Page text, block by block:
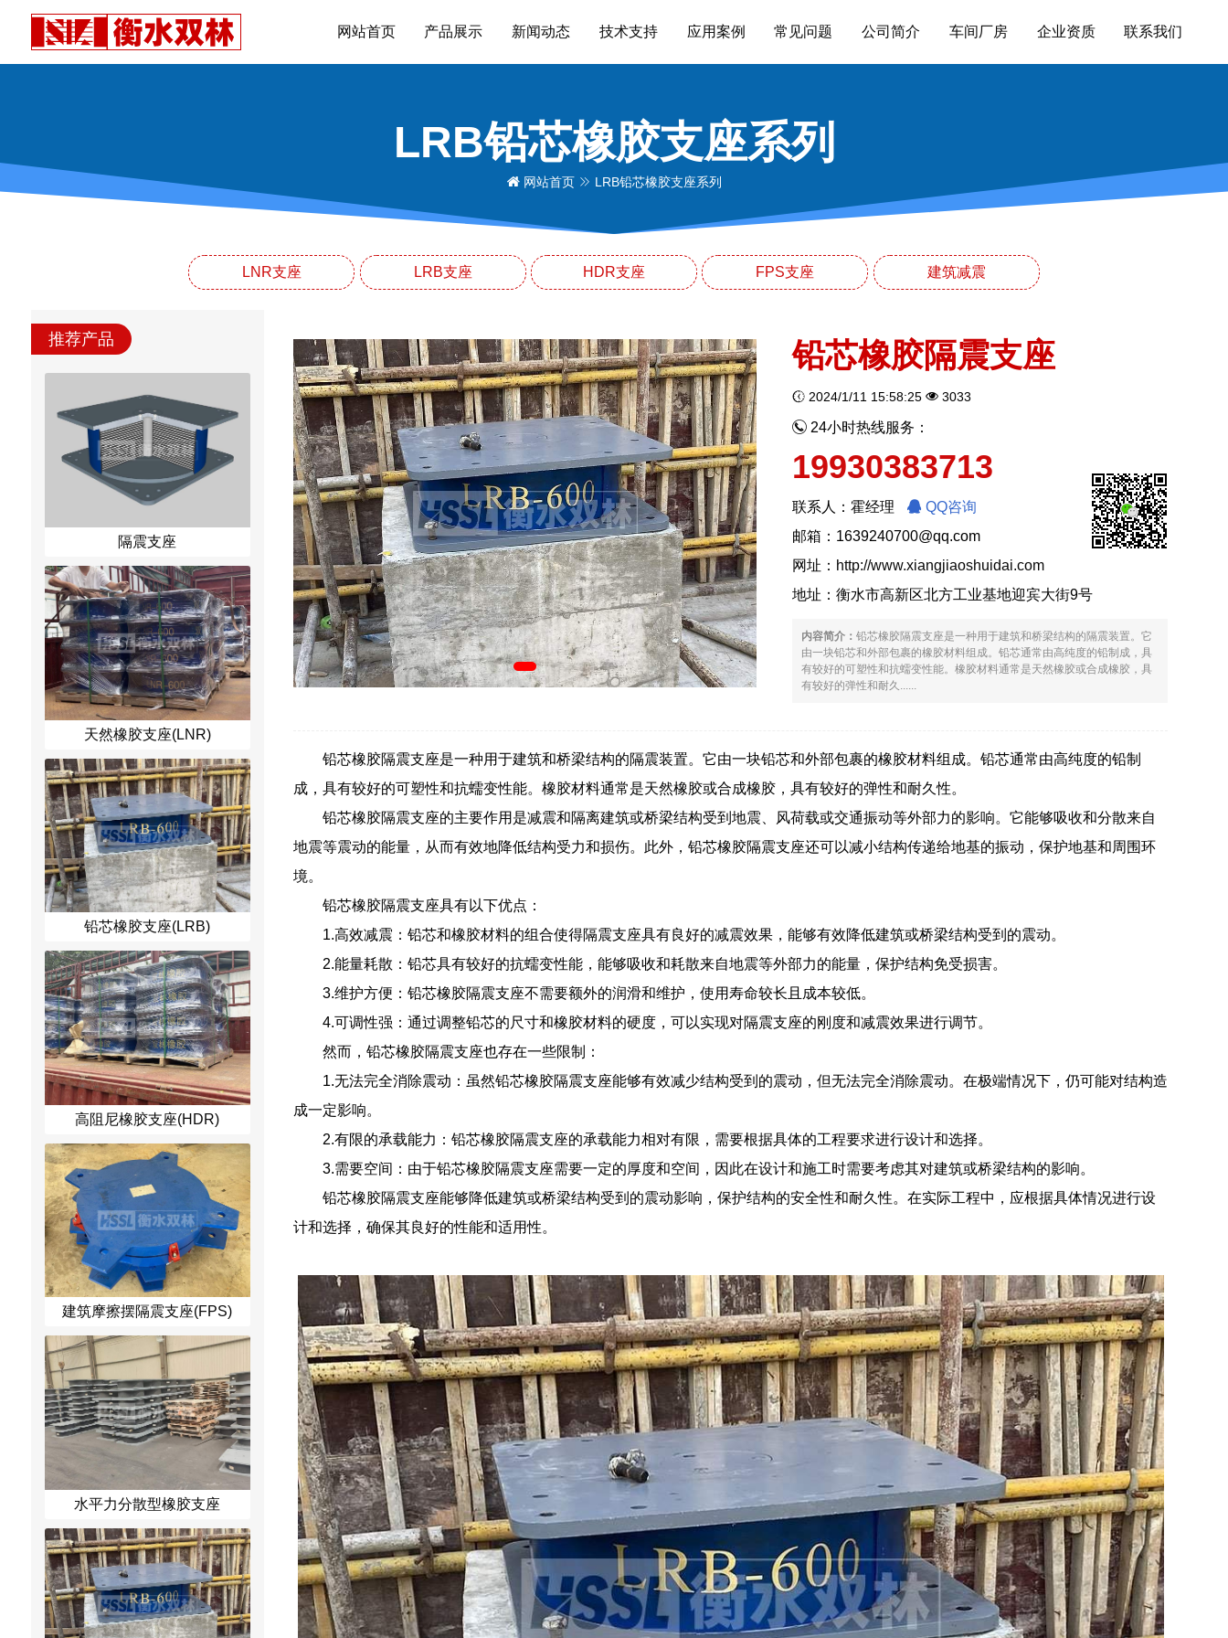
网站首页 产品展示 新闻动态 技术支持 应用案例 常见问题 公司简介 车间厂房 企业资质 联系我们
LRB铅芯橡胶支座系列
网站首页 LRB铅芯橡胶支座系列
LNR支座 LRB支座 HDR支座 FPS支座 建筑减震
推荐产品
隔震支座
天然橡胶支座(LNR)
铅芯橡胶支座(LRB)
高阻尼橡胶支座(HDR)
建筑摩擦摆隔震支座(FPS)
水平力分散型橡胶支座
铅芯橡胶隔震支座
2024/1/11 15:58:25 3033
24小时热线服务：
19930383713
联系人：霍经理
QQ咨询
邮箱：1639240700@qq.com
网址： http://www.xiangjiaoshuidai.com
地址：衡水市高新区北方工业基地迎宾大街9号
内容简介： 铅芯橡胶隔震支座是一种用于建筑和桥梁结构的隔震装置。它
由一块铅芯和外部包裹的橡胶材料组成。铅芯通常由高纯度的铅制成，具
有较好的可塑性和抗蠕变性能。橡胶材料通常是天然橡胶或合成橡胶，具
有较好的弹性和耐久......
铅芯橡胶隔震支座是一种用于建筑和桥梁结构的隔震装置。它由一块铅芯和外部包裹的橡胶材料组成。铅芯通常由高纯度的铅制
成，具有较好的可塑性和抗蠕变性能。橡胶材料通常是天然橡胶或合成橡胶，具有较好的弹性和耐久性。
铅芯橡胶隔震支座的主要作用是减震和隔离建筑或桥梁结构受到地震、风荷载或交通振动等外部力的影响。它能够吸收和分散来自
地震等震动的能量，从而有效地降低结构受力和损伤。此外，铅芯橡胶隔震支座还可以减小结构传递给地基的振动，保护地基和周围环
境。
铅芯橡胶隔震支座具有以下优点：
1.高效减震：铅芯和橡胶材料的组合使得隔震支座具有良好的减震效果，能够有效降低建筑或桥梁结构受到的震动。
2.能量耗散：铅芯具有较好的抗蠕变性能，能够吸收和耗散来自地震等外部力的能量，保护结构免受损害。
3.维护方便：铅芯橡胶隔震支座不需要额外的润滑和维护，使用寿命较长且成本较低。
4.可调性强：通过调整铅芯的尺寸和橡胶材料的硬度，可以实现对隔震支座的刚度和减震效果进行调节。
然而，铅芯橡胶隔震支座也存在一些限制：
1.无法完全消除震动：虽然铅芯橡胶隔震支座能够有效减少结构受到的震动，但无法完全消除震动。在极端情况下，仍可能对结构造
成一定影响。
2.有限的承载能力：铅芯橡胶隔震支座的承载能力相对有限，需要根据具体的工程要求进行设计和选择。
3.需要空间：由于铅芯橡胶隔震支座需要一定的厚度和空间，因此在设计和施工时需要考虑其对建筑或桥梁结构的影响。
铅芯橡胶隔震支座能够降低建筑或桥梁结构受到的震动影响，保护结构的安全性和耐久性。在实际工程中，应根据具体情况进行设
计和选择，确保其良好的性能和适用性。